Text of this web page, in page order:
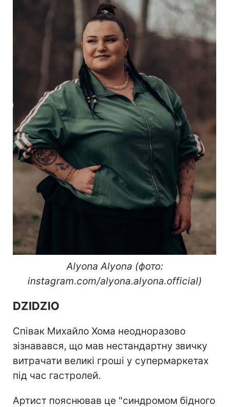
Alyona Alyona (фото:
instagram.com/alyona.alyona.official)
DZIDZIO
Співак Михайло Хома неодноразово
зізнавався, що мав нестандартну звичку
витрачати великі гроші у супермаркетах
під час гастролей.
Артист пояснював це "синдромом бідного